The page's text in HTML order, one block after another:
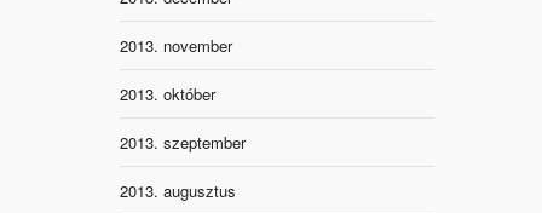
2013. november
2013. október
2013. szeptember
2013. augusztus